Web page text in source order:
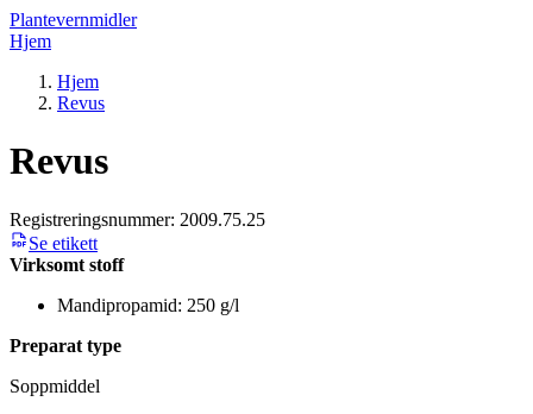
Plantevernmidler
Hjem
Hjem
Revus
Revus
Registreringsnummer: 2009.75.25
Se etikett
Virksomt stoff
Mandipropamid: 250 g/l
Preparat type
Soppmiddel